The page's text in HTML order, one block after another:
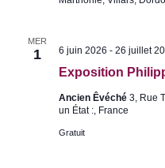
MER
1
Exposition
6 juin 2026 - 26 juillet
Ancien Êvéché 3, Rue
un État :, France
Gratuit